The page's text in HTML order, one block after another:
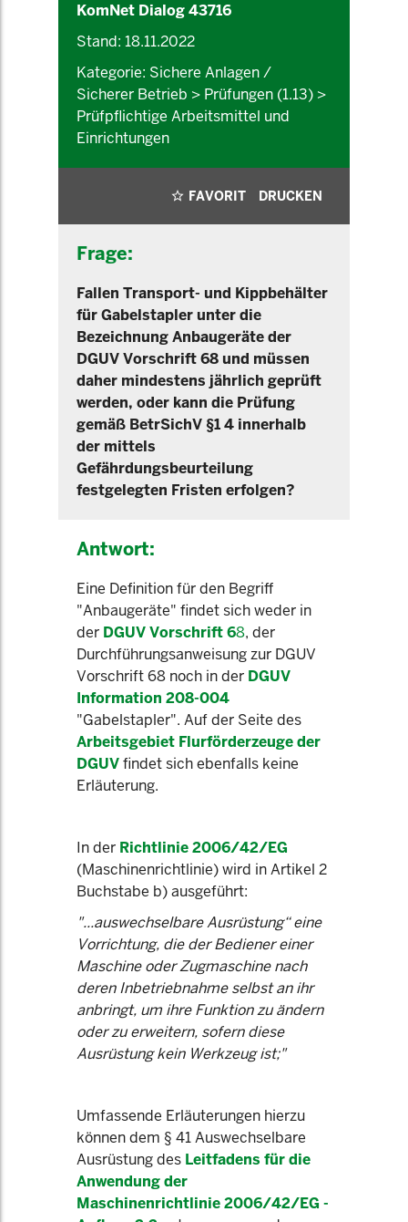
KomNet Dialog 43716
Stand: 18.11.2022
Kategorie: Sichere Anlagen /
Sicherer Betrieb > Prüfungen (1.13) >
Prüfpflichtige Arbeitsmittel und
Einrichtungen
FAVORIT DRUCKEN
Frage:
Fallen Transport- und Kippbehälter
für Gabelstapler unter die
Bezeichnung Anbaugeräte der
DGUV Vorschrift 68 und müssen
daher mindestens jährlich geprüft
werden, oder kann die Prüfung
gemäß BetrSichV §1 4 innerhalb
der mittels
Gefährdungsbeurteilung
festgelegten Fristen erfolgen?
Antwort:
Eine Definition für den Begriff
"Anbaugeräte" findet sich weder in
der DGUV Vorschrift 68, der
Durchführungsanweisung zur DGUV
Vorschrift 68 noch in der DGUV
Information 208-004
"Gabelstapler". Auf der Seite des
Arbeitsgebiet Flurförderzeuge der
DGUVfindet sich ebenfalls keine
Erläuterung.
In der Richtlinie 2006/42/EG
(Maschinenrichtlinie) wird in Artikel 2
Buchstabe b) ausgeführt:
"...auswechselbare Ausrüstung“ eine
Vorrichtung, die der Bediener einer
Maschine oder Zugmaschine nach
deren Inbetriebnahme selbst an ihr
anbringt, um ihre Funktion zu ändern
oder zu erweitern, sofern diese
Ausrüstung kein Werkzeug ist;"
Umfassende Erläuterungen hierzu
können dem § 41 Auswechselbare
Ausrüstung des Leitfadens für die
Anwendung der
Maschinenrichtlinie 2006/42/EG -